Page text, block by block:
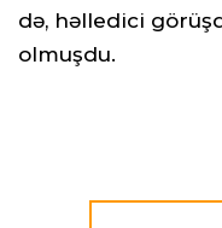
də, həlledici
olmuşdu.